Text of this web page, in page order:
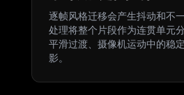
逐帧风格迁移会产生抖动和不
处理将整个片段作为连贯单元
平滑过渡、摄像机运动中的稳
影。